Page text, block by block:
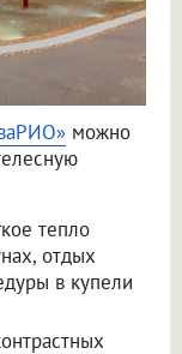
можно
тепло
отдых
в купели